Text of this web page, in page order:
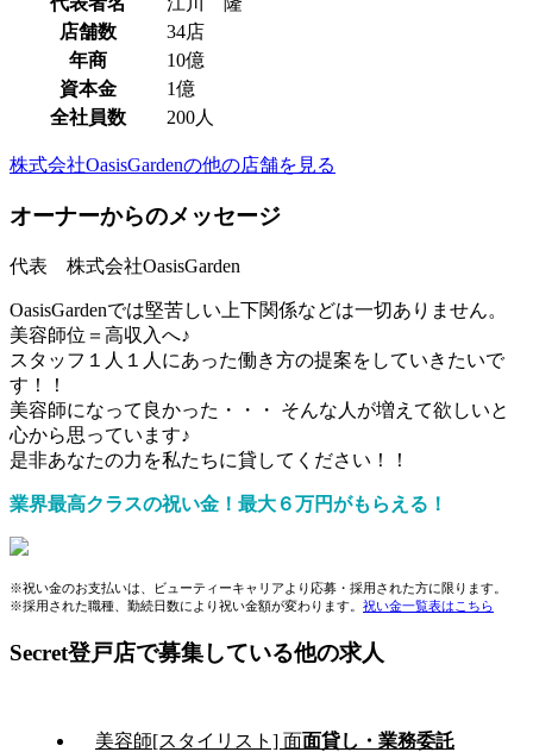
店舗数
34店
年商
10億
資本金
1億
全社員数
200人
株式会社OasisGardenの他の店舗を見る
オーナーからのメッセージ
代表 株式会社OasisGarden
OasisGardenでは堅苦しい上下関係などは一切ありません。
美容師位＝高収入へ♪
スタッフ１人１人にあった働き方の提案をしていきたいで
す！！
美容師になって良かった・・・ そんな人が増えて欲しいと
心から思っています♪
是非あなたの力を私たちに貸してください！！
業界最高クラスの祝い金！最大６万円がもらえる！
※祝い金のお支払いは、ビューティーキャリアより応募・採用された方に限ります。
※採用された職種、勤続日数により祝い金額が変わります。 祝い金一覧表はこちら
Secret登戸店で募集している他の求人
美容師[スタイリスト] 面面貸し・業務委託